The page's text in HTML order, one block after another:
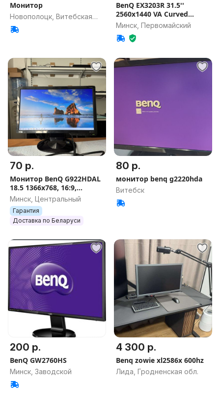
Монитор
Новополоцк, Витебская
обл.
BenQ EX3203R 31.5''
2560x1440 VA Curved
144Hz HDR
Минск, Первомайский
70 р.
Монитор BenQ G922HDAL
18.5 1366x768, 16:9,
TN+Film, яркость 250 нит,
D-Sub (VGA)
Минск, Центральный
Гарантия
Доставка по Беларуси
80 р.
монитор benq g2220hda
Витебск
200 р.
BenQ GW2760HS
Минск, Заводской
4 300 р.
Benq zowie xl2586x 600hz
Лида, Гродненская обл.